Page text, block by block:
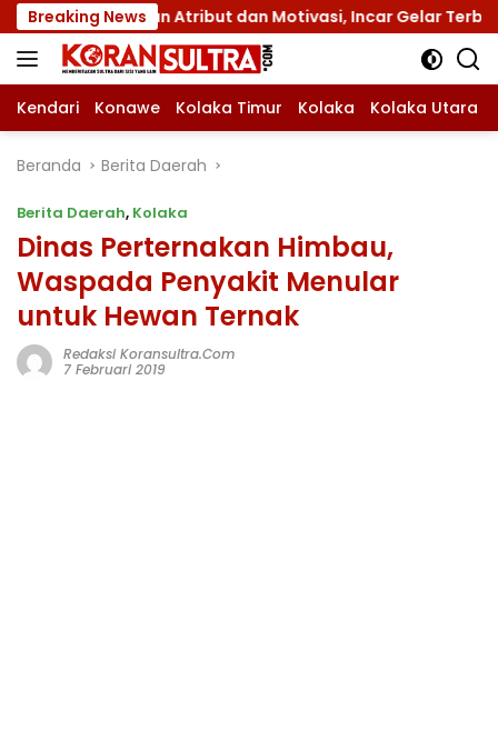
Langsung
ke
konten
Breaking News
Atribut dan Motivasi, Incar Gelar Terbaik di Sultra
Kendari Konawe Kolaka Timur Kolaka Kolaka Utara
Beranda Berita Daerah
Berita Daerah, Kolaka
Dinas Perternakan Himbau,
Waspada Penyakit Menular
untuk Hewan Ternak
Redaksi Koransultra.com
7 Februari 2019